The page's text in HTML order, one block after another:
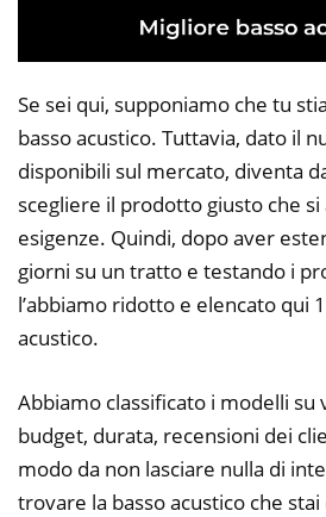
Se sei qui, supponiamo che tu
basso acustico. Tuttavia, dato il
disponibili sul mercato, diventa
scegliere il prodotto giusto che
esigenze. Quindi, dopo aver
giorni su un tratto e testando i
l’abbiamo ridotto e elencato qui
acustico.
Abbiamo classificato i modelli su
budget, durata, recensioni dei
modo da non lasciare nulla di
trovare la basso acustico che